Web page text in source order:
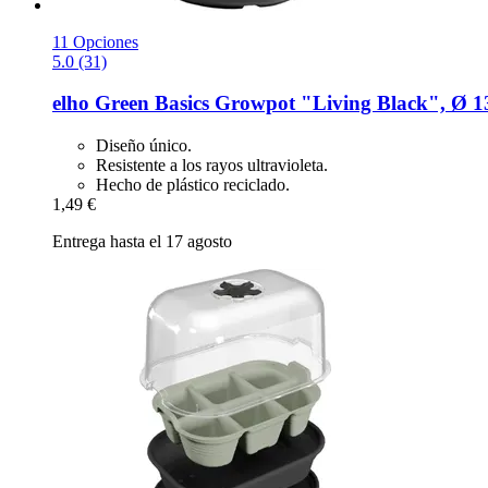
11 Opciones
5.0 (31)
elho Green Basics Growpot "Living Black", Ø
Diseño único.
Resistente a los rayos ultravioleta.
Hecho de plástico reciclado.
1,49 €
Entrega hasta el 17 agosto